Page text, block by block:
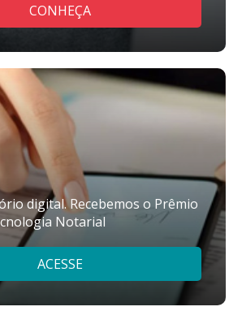
CONHEÇA
digital. Recebemos o Prêmio
Notarial
ACESSE